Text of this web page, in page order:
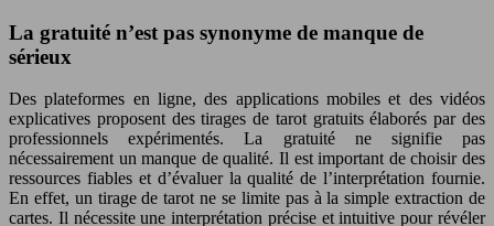
La gratuité n’est pas synonyme de manque de
sérieux
Des plateformes en ligne, des applications mobiles et des vidéos
explicatives proposent des tirages de tarot gratuits élaborés par des
professionnels expérimentés. La gratuité ne signifie pas
nécessairement un manque de qualité. Il est important de choisir des
ressources fiables et d’évaluer la qualité de l’interprétation fournie.
En effet, un tirage de tarot ne se limite pas à la simple extraction de
cartes. Il nécessite une interprétation précise et intuitive pour révéler